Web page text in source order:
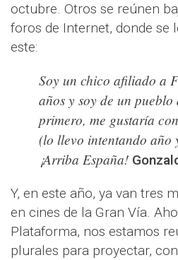
octubre. Otros se reúnen
foros de Internet, donde se
este:
Soy un chico afiliado a
años y soy de un
primero, me gustaría
(lo llevo intentando año
¡Arriba España!
Y, en este año, ya van tres
en cines de la Gran Vía.
Plataforma, nos estamos
plurales para proyectar,